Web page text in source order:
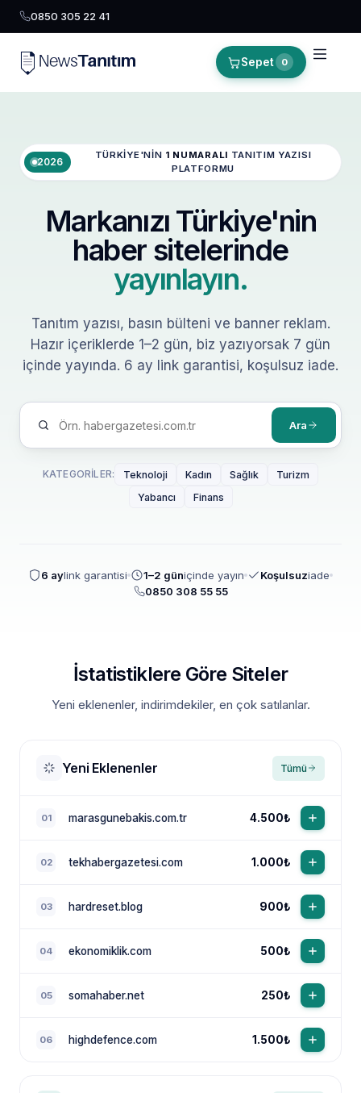
0850 305 22 41
Sepet 0
2026
TÜRKIYE'NIN 1 NUMARALI TANITIM YAZISI
PLATFORMU
Markanızı Türkiye'nin
haber sitelerinde
yayınlayın.
Tanıtım yazısı, basın bülteni ve banner reklam.
Hazır içeriklerde 1–2 gün, biz yazıyorsak 7 gün
içinde yayında. 6 ay link garantisi, koşulsuz iade.
Ara
KATEGORILER: Teknoloji Kadın Sağlık
Turizm
Yabancı
Finans
6 aylink garantisi 1–2 güniçinde yayın Koşulsuziade
0850 308 55 55
İstatistiklere Göre Siteler
Yeni eklenenler, indirimdekiler, en çok satılanlar.
Yeni Eklenenler Tümü
01 marasgunebakis.com.tr 4.500₺
02 tekhabergazetesi.com 1.000₺
03 hardreset.blog 900₺
04 ekonomiklik.com 500₺
05 somahaber.net 250₺
06 highdefence.com 1.500₺
NewsTanıtım AI Asistan